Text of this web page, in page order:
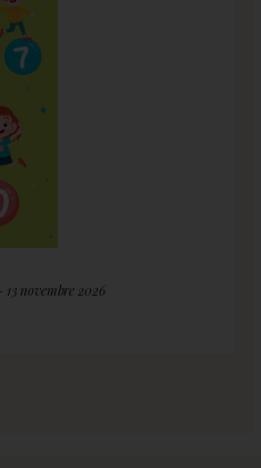
par vendredi 13 novembre à 17h30 - 13 novembre 2026